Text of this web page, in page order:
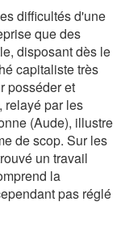
difficultés d'une
que des
disposant dès le
capitaliste très
posséder et
relayé par les
(Aude), illustre
de scop. Sur les
un travail
la
pas réglé